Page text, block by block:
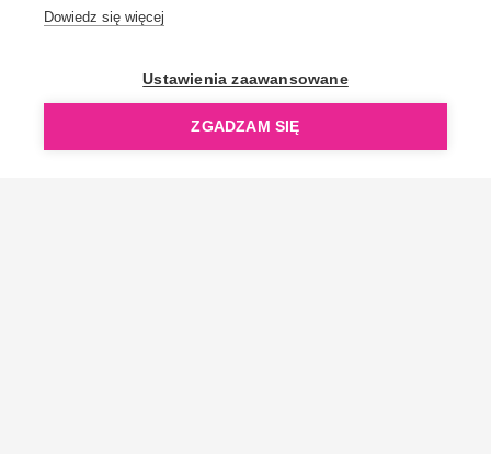
Dowiedz się więcej
Ustawienia zaawansowane
ZGADZAM SIĘ
OpenGift jest częścią ReflectGroup.